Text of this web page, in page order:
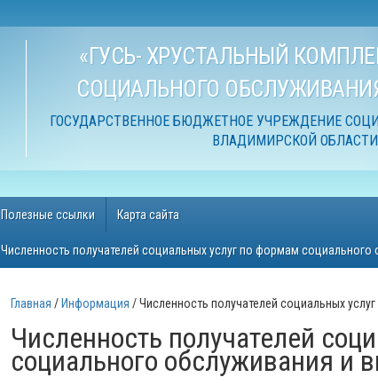
«ГУСЬ- ХРУСТАЛЬНЫЙ
СОЦИАЛЬНОГО
ГОСУДАРСТВЕННОЕ БЮДЖЕТНОЕ УЧРЕЖДЕНИЕ
ВЛАДИМИРСКОЙ ОБЛАСТИ
Полезные ссылки Карта сайта
Численность получателей социальных услуг по формам социального
Главная Информация Численность получателей социальных
Численность получателей
социального обслуживания и